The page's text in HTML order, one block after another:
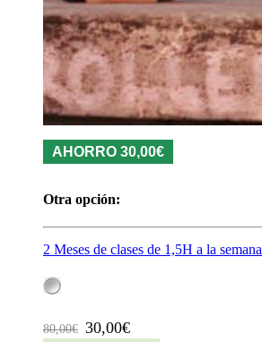
AHORRO 30,00€
Otra opción:
2 Meses de clases de 1,5H a la semana
80,00€ 30,00€